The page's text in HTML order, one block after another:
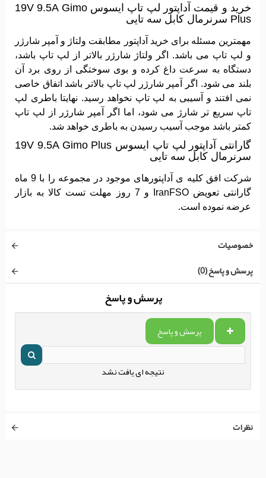
خرید و قیمت آداپتور لپ تاپ ایسوس 19V 9.5A Gimo
Plus سرنرمال کابل سه تایی
مهمترین مسئله برای خرید آداپتور مطابقت ولتاژ و آمپر شارژر
و لپ تاپ می باشد. اگر ولتاژ شارژر بالاتر از لپ تاپ باشد،
دستگاه به سرعت داغ کرده و بوی سوختگی از روی برد آن
بلند می شود. اگر آمپر شارژر لپ تاپ بالاتر باشد اتفاق خاصی
نمی افتند و آسیبی به لپ تاپ نخواهد رسید. نهایتا باطری لپ
تاپ سریع تر شارژ می شود، اما اگر آمپر شارژر از لپ تاپ
کمتر باشد موجب آسیب رسیدن به باطری خواهد شد.
گارانتی آداپتور لپ تاپ ایسوس 19V 9.5A Gimo Plus
سرنرمال کابل سه تایی
شرکت افق کلیه ی آداپتورهای موجود در مجموعه را با 9 ماه
گارانتی تعویض IranFSO و 7 روز مهلت تست کالا به بازار
عرضه نموده است.
خصوصیات
پرسش و پاسخ (0)
پرسش و پاسخ
پرسش و پاسخ
نتیجه ای یافت نشد
نظرات